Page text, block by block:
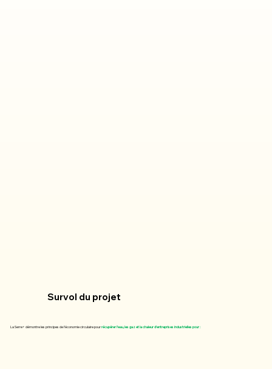
Survol du projet
La Serre+ démontre les principes de l’économie circulaire pourrécupérer l’eau, les gaz et la chaleur d’entreprises industrielles pour :​